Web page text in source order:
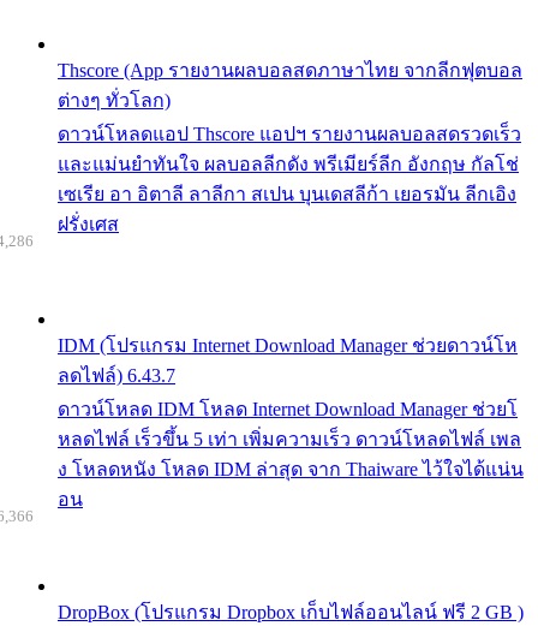
Thscore (App รายงานผลบอลสดภาษาไทย จากลีกฟุตบอล
ต่างๆ ทั่วโลก)
ดาวน์โหลดแอป Thscore แอปฯ รายงานผลบอลสดรวดเร็ว
และแม่นยำทันใจ ผลบอลลีกดัง พรีเมียร์ลีก อังกฤษ กัลโช่
เซเรีย อา อิตาลี ลาลีกา สเปน บุนเดสลีก้า เยอรมัน ลีกเอิง
ฝรั่งเศส
IDM (โปรแกรม Internet Download Manager ช่วยดาวน์โห
ลดไฟล์) 6.43.7
ดาวน์โหลด IDM โหลด Internet Download Manager ช่วยโ
หลดไฟล์ เร็วขึ้น 5 เท่า เพิ่มความเร็ว ดาวน์โหลดไฟล์ เพล
ง โหลดหนัง โหลด IDM ล่าสุด จาก Thaiware ไว้ใจได้แน่น
อน
DropBox (โปรแกรม Dropbox เก็บไฟล์ออนไลน์ ฟรี 2 GB )